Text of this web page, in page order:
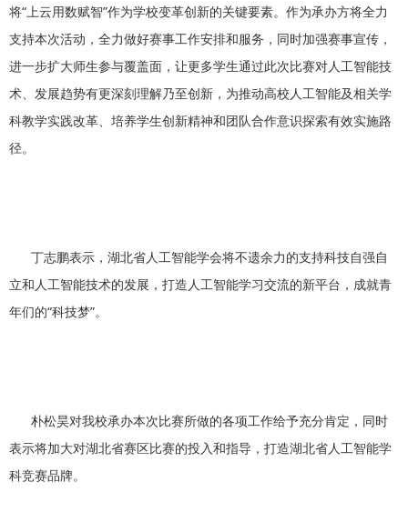
将“上云用数赋智”作为学校变革创新的关键要素。作为承办方将全力
支持本次活动，全力做好赛事工作安排和服务，同时加强赛事宣传，
进一步扩大师生参与覆盖面，让更多学生通过此次比赛对人工智能技
术、发展趋势有更深刻理解乃至创新，为推动高校人工智能及相关学
科教学实践改革、培养学生创新精神和团队合作意识探索有效实施路
径。
丁志鹏表示，湖北省人工智能学会将不遗余力的支持科技自强自
立和人工智能技术的发展，打造人工智能学习交流的新平台，成就青
年们的“科技梦”。
朴松昊对我校承办本次比赛所做的各项工作给予充分肯定，同时
表示将加大对湖北省赛区比赛的投入和指导，打造湖北省人工智能学
科竞赛品牌。